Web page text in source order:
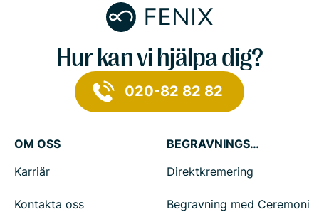
Hur kan vi hjälpa dig?
020-82 82 82
OM OSS
Karriär
Kontakta oss
BEGRAVNINGSTJÄNSTER
Direktkremering
Begravning med Ceremoni